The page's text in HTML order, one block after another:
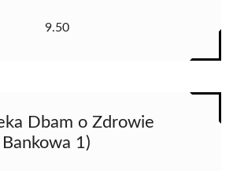
9.50
Dbam o Zdrowie
1)